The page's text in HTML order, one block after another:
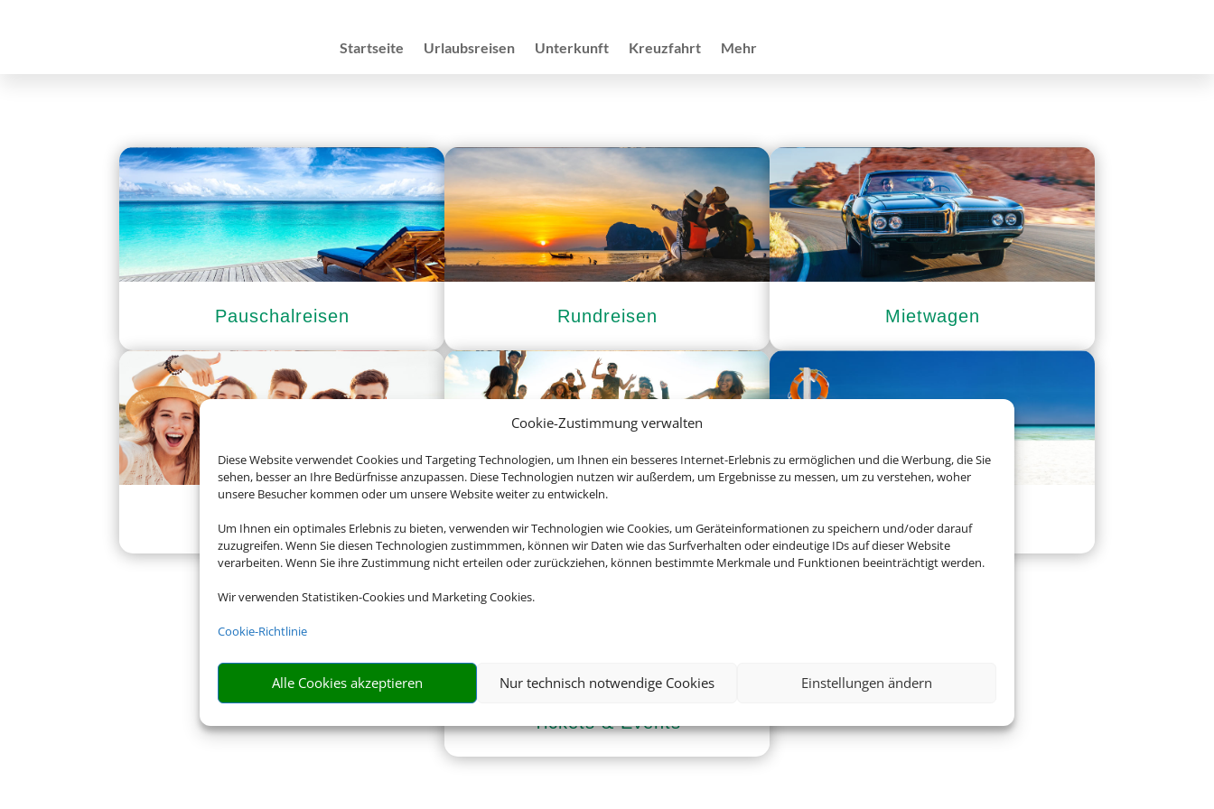
Cookie-Zustimmung verwalten
Diese Website verwendet Cookies und Targeting Technologien, um Ihnen ein besseres Internet-Erlebnis zu ermöglichen und die Werbung, die Sie
sehen, besser an Ihre Bedürfnisse anzupassen. Diese Technologien nutzen wir außerdem, um Ergebnisse zu messen, um zu verstehen, woher
unsere Besucher kommen oder um unsere Website weiter zu entwickeln.
Um Ihnen ein optimales Erlebnis zu bieten, verwenden wir Technologien wie Cookies, um Geräteinformationen zu speichern und/oder darauf
zuzugreifen. Wenn Sie diesen Technologien zustimmmen, können wir Daten wie das Surfverhalten oder eindeutige IDs auf dieser Website
verarbeiten. Wenn Sie ihre Zustimmung nicht erteilen oder zurückziehen, können bestimmte Merkmale und Funktionen beeinträchtigt werden.
Wir verwenden Statistiken-Cookies und Marketing Cookies.
Cookie-Richtlinie
Alle Cookies akzeptieren Nur technisch notwendige Cookies Einstellungen ändern
Startseite Urlaubsreisen Unterkunft Kreuzfahrt Mehr
Pauschalreisen Rundreisen Mietwagen
Klassenfahrten Gruppenreisen Versicherung
Tickets & Events